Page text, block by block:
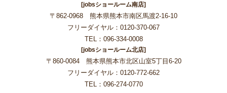
[jobsショールーム南店]
〒862-0968 熊本県熊本市南区馬渡2-16-10
フリーダイヤル：0120-370-067
TEL：096-334-0008
[jobsショールーム北店]
〒860-0084 熊本県熊本市北区山室5丁目6-20
フリーダイヤル：0120-772-662
TEL：096-274-0770